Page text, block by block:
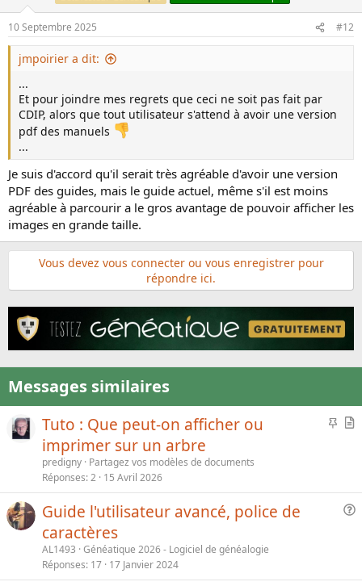
10 Septembre 2025 #12
jmpoirier a dit:
...
Et pour joindre mes regrets que ceci ne soit pas fait par
CDIP, alors que tout utilisateur s'attend à avoir une version
pdf des manuels
...
Je suis d'accord qu'il serait très agréable d'avoir une version
PDF des guides, mais le guide actuel, même s'il est moins
agréable à parcourir a le gros avantage de pouvoir afficher les
images en grande taille.
Vous devez vous connecter ou vous enregistrer pour
répondre ici.
Messages similaires
I
r
c
l
Tuto : Que peut-on afficher ou
imprimer sur un arbre
predigny Partagez vos modèles de documents
Réponses 2 15 Avril 2026
t
Guide l'utilisateur avancé, police de
caractères
AL1493 Généatique 2026 - Logiciel de généalogie
Réponses 17 17 Janvier 2024